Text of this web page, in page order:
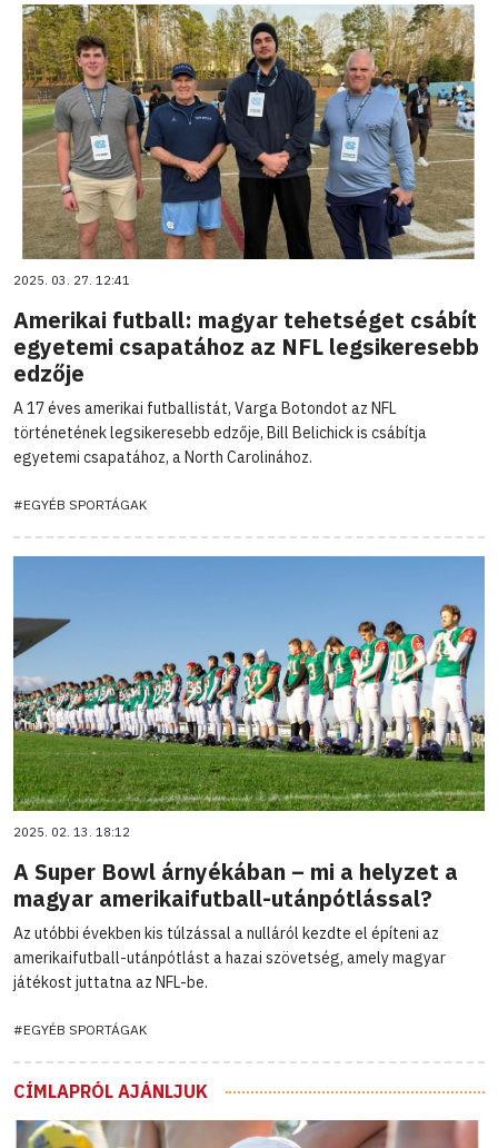
2025. 03. 27. 12:41
Amerikai futball: magyar tehetséget csábít
egyetemi csapatához az NFL legsikeresebb
edzője
A 17 éves amerikai futballistát, Varga Botondot az NFL
történetének legsikeresebb edzője, Bill Belichick is csábítja
egyetemi csapatához, a North Carolinához.
#EGYÉB SPORTÁGAK
2025. 02. 13. 18:12
A Super Bowl árnyékában – mi a helyzet a
magyar amerikaifutball-utánpótlással?
Az utóbbi években kis túlzással a nulláról kezdte el építeni az
amerikaifutball-utánpótlást a hazai szövetség, amely magyar
játékost juttatna az NFL-be.
#EGYÉB SPORTÁGAK
CÍMLAPRÓL AJÁNLJUK